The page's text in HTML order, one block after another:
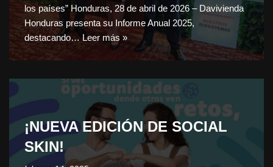
los países” Honduras, 28 de abril de 2026 – Davivienda
Honduras presenta su Informe Anual 2025,
destacando…Leer más »
¡NUEVA EDICIÓN DE SOCIAL
SKIN!